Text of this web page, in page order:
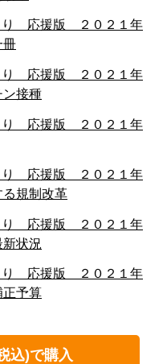
り 応援版 ２０２１年
冊
り 応援版 ２０２１年
接種
り 応援版 ２０２１年
り 応援版 ２０２１年
規制改革
り 応援版 ２０２１年
状況
り 応援版 ２０２１年
予算
込)で購入